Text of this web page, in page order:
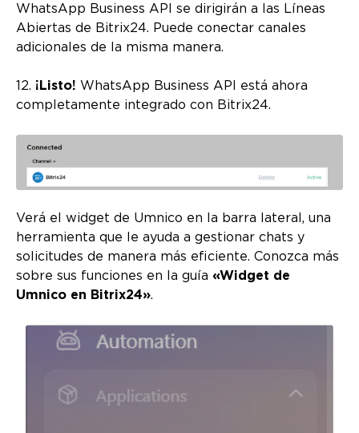
WhatsApp Business API se dirigirán a las Líneas
Abiertas de Bitrix24. Puede conectar canales
adicionales de la misma manera.
12. ¡Listo! WhatsApp Business API está ahora
completamente integrado con Bitrix24.
Verá el widget de Umnico en la barra lateral, una
herramienta que le ayuda a gestionar chats y
solicitudes de manera más eficiente. Conozca más
sobre sus funciones en la guía «Widget de
Umnico en Bitrix24».